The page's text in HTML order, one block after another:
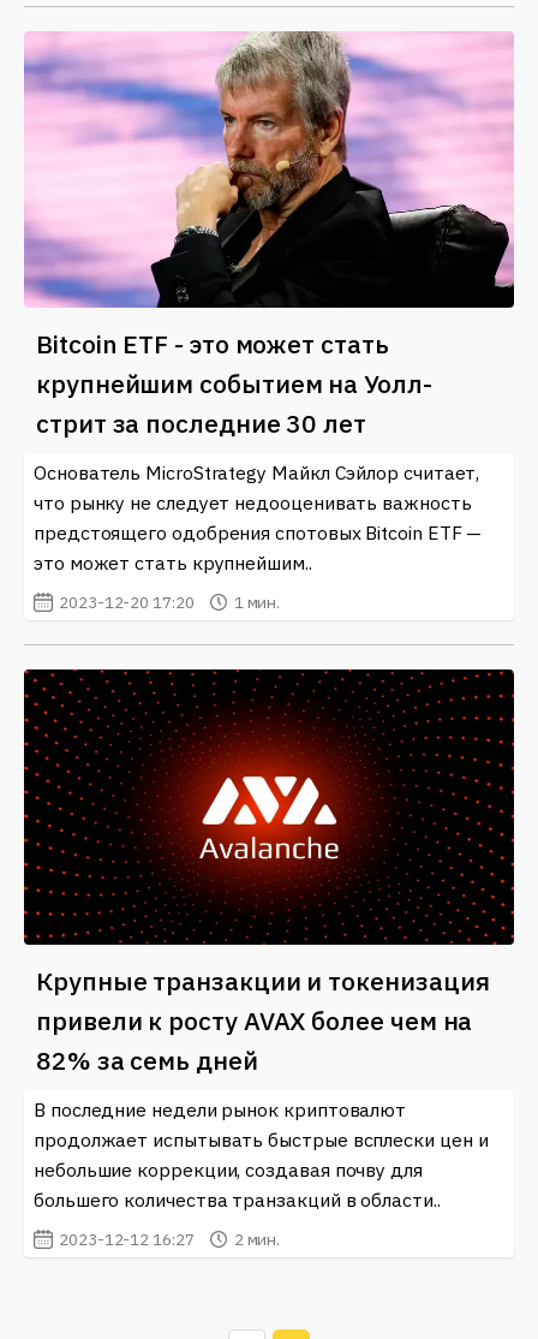
Bitcoin ETF - это может стать
крупнейшим событием на Уолл-
стрит за последние 30 лет
Основатель MicroStrategy Майкл Сэйлор считает,
что рынку не следует недооценивать важность
предстоящего одобрения спотовых Bitcoin ETF —
это может стать крупнейшим..
2023-12-20 17:20 1 мин.
Крупные транзакции и токенизация
привели к росту AVAX более чем на
82% за семь дней
В последние недели рынок криптовалют
продолжает испытывать быстрые всплески цен и
небольшие коррекции, создавая почву для
большего количества транзакций в области..
2023-12-12 16:27 2 мин.